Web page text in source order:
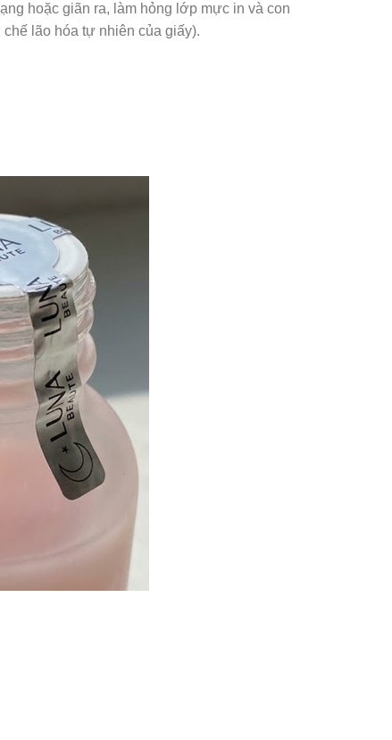
hoặc giãn ra, làm hỏng lớp mực in và con
lão hóa tự nhiên của giấy).